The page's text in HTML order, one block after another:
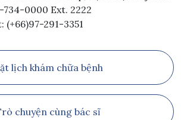
0000 Ext. 2222
291-3351
lịch khám chữa bệnh
chuyện cùng bác sĩ